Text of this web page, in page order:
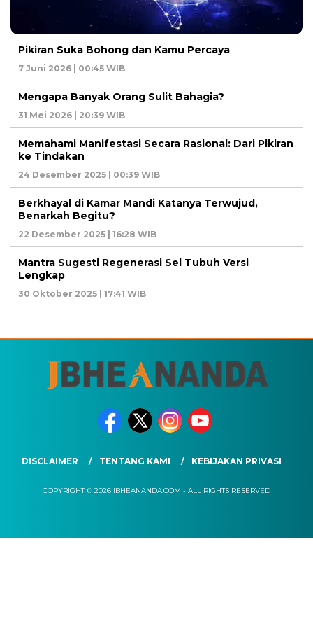
Pikiran Suka Bohong dan Kamu Percaya
7 Juni 2026 | 00:45 WIB
Mengapa Banyak Orang Sulit Bahagia?
31 Mei 2026 | 20:39 WIB
Memahami Manifestasi Secara Rasional: Dari Pikiran
ke Tindakan
24 Desember 2025 | 00:39 WIB
Berkhayal di Kamar Mandi Katanya Terwujud,
Benarkah Begitu?
22 Desember 2025 | 16:28 WIB
Mantra Sugesti Regenerasi Sel Tubuh Versi
Lengkap
30 Oktober 2025 | 17:41 WIB
DISCLAIMER TENTANG KAMI KEBIJAKAN PRIVASI
COPYRIGHT © 2026 IBHEANANDA.COM - ALL RIGHTS RESERVED